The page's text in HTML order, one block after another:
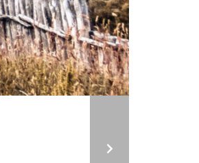
Next